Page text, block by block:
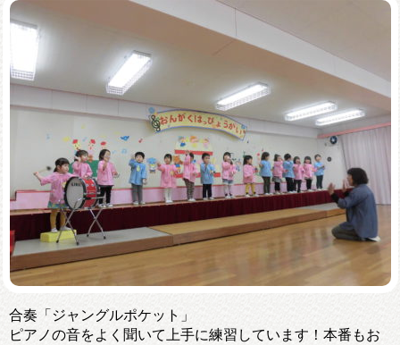
合奏「ジャングルポケット」
ピアノの音をよく聞いて上手に練習しています！本番もお